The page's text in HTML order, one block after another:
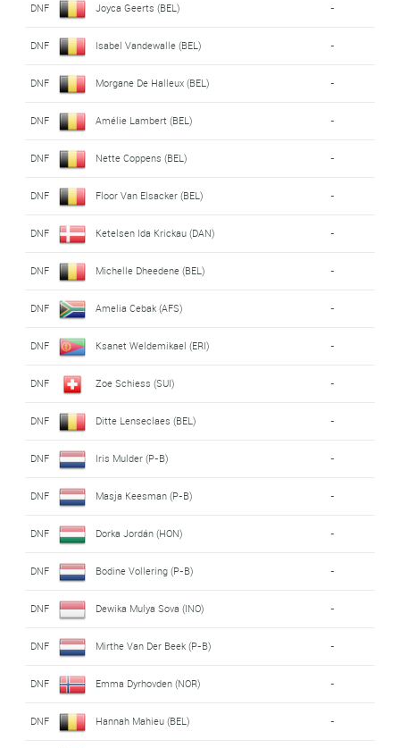
DNF Joyca Geerts (BEL) -
DNF Isabel Vandewalle (BEL) -
DNF Morgane De Halleux (BEL) -
DNF Amélie Lambert (BEL) -
DNF Nette Coppens (BEL) -
DNF Floor Van Elsacker (BEL) -
DNF Ketelsen Ida Krickau (DAN) -
DNF Michelle Dheedene (BEL) -
DNF Amelia Cebak (AFS) -
DNF Ksanet Weldemikael (ERI) -
DNF Zoe Schiess (SUI) -
DNF Ditte Lenseclaes (BEL) -
DNF Iris Mulder (P-B) -
DNF Masja Keesman (P-B) -
DNF Dorka Jordán (HON) -
DNF Bodine Vollering (P-B) -
DNF Dewika Mulya Sova (INO) -
DNF Mirthe Van Der Beek (P-B) -
DNF Emma Dyrhovden (NOR) -
DNF Hannah Mahieu (BEL) -